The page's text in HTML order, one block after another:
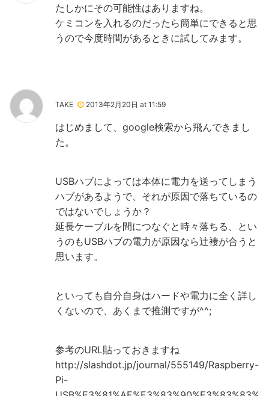
たしかにその可能性はありますね。
ケミコンを入れるのだったら簡単にできると思
うので今度時間があるときに試してみます。
TAKE 2013年2月20日 at 11:59
はじめまして、google検索から飛んできまし
た。
USBハブによっては本体に電力を送ってしまう
ハブがあるようで、それが原因で落ちているの
ではないでしょうか？
延長ケーブルを間につなぐと時々落ちる、とい
うのもUSBハブの電力が原因なら辻褄が合うと
思います。
といっても自分自身はハードや電力に全く詳し
くないので、あくまで推測ですが^^;
参考のURL貼っておきますね
http://slashdot.jp/journal/555149/Raspberry-
Pi-